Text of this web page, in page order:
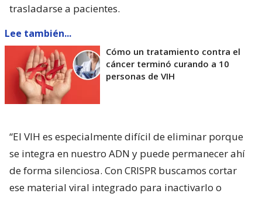
trasladarse a pacientes.
Lee también...
Cómo un tratamiento contra el
cáncer terminó curando a 10
personas de VIH
“El VIH es especialmente difícil de eliminar porque
se integra en nuestro ADN y puede permanecer ahí
de forma silenciosa. Con CRISPR buscamos cortar
ese material viral integrado para inactivarlo o